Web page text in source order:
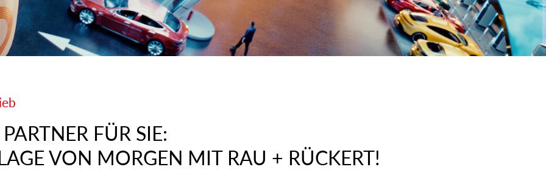
FÜR SIE:
VON MORGEN MIT RAU + RÜCKERT!